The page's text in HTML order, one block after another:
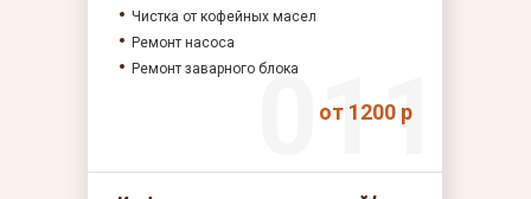
Чистка от кофейных масел
Ремонт насоса
Ремонт заварного блока
от 1200 р